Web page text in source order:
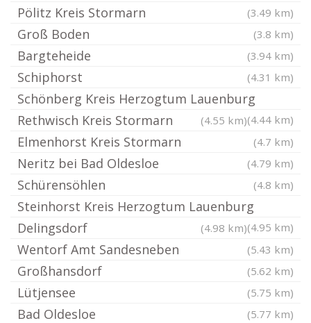
Pölitz Kreis Stormarn (3.49 km)
Groß Boden (3.8 km)
Bargteheide (3.94 km)
Schiphorst (4.31 km)
Schönberg Kreis Herzogtum Lauenburg
(4.44 km)
Rethwisch Kreis Stormarn (4.55 km)
Elmenhorst Kreis Stormarn (4.7 km)
Neritz bei Bad Oldesloe (4.79 km)
Schürensöhlen (4.8 km)
Steinhorst Kreis Herzogtum Lauenburg
(4.95 km)
Delingsdorf (4.98 km)
Wentorf Amt Sandesneben (5.43 km)
Großhansdorf (5.62 km)
Lütjensee (5.75 km)
Bad Oldesloe (5.77 km)